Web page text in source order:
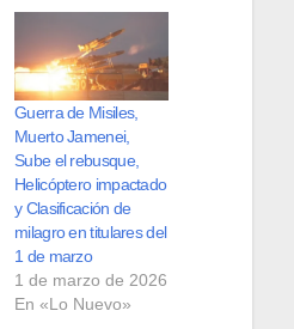
Guerra de Misiles,
Muerto Jamenei,
Sube el rebusque,
Helicóptero impactado
y Clasificación de
milagro en titulares del
1 de marzo
1 de marzo de 2026
En «Lo Nuevo»